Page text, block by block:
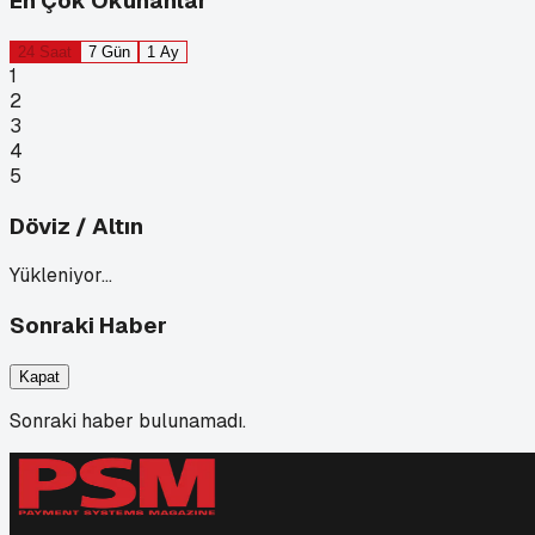
24 Saat 7 Gün 1 Ay
1
2
3
4
5
Döviz / Altın
Yükleniyor…
Sonraki Haber
Kapat
Sonraki haber bulunamadı.